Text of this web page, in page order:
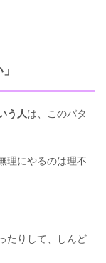
う人は、このパタ
理にやるのは理不
たりして、しんど